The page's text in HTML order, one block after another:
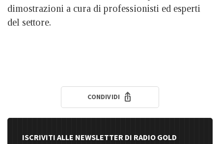
dimostrazioni a cura di professionisti ed esperti
del settore.
CONDIVIDI
ISCRIVITI ALLE NEWSLETTER DI RADIO GOLD